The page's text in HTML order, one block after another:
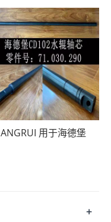
ANGRUI 用于海德堡
+